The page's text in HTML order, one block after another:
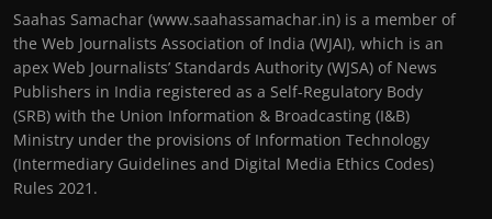
Saahas Samachar (www.saahassamachar.in) is a member of
the Web Journalists Association of India (WJAI), which is an
apex Web Journalists’ Standards Authority (WJSA) of News
Publishers in India registered as a Self-Regulatory Body
(SRB) with the Union Information & Broadcasting (I&B)
Ministry under the provisions of Information Technology
(Intermediary Guidelines and Digital Media Ethics Codes)
Rules 2021.